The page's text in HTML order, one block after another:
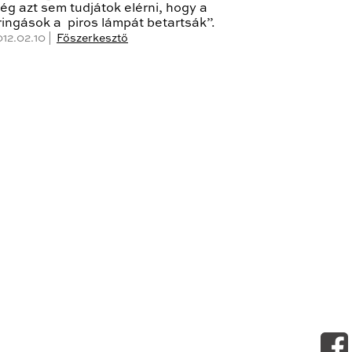
azt sem tudjátok elérni, hogy a
a piros lámpát betartsák”.
| Főszerkesztő